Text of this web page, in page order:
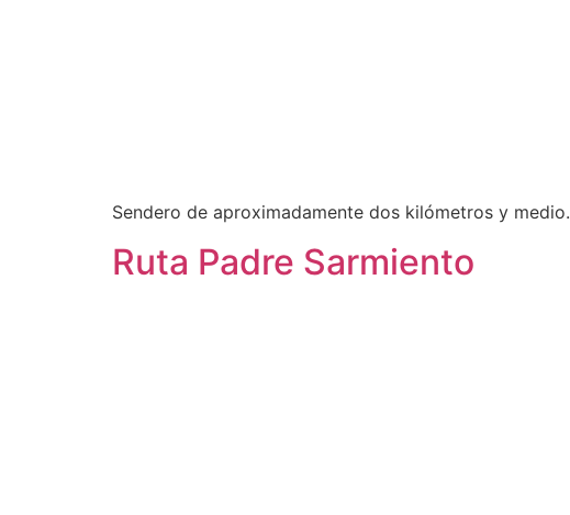
Sendero de aproximadamente dos kilómetros y medio.
Ruta Padre Sarmiento